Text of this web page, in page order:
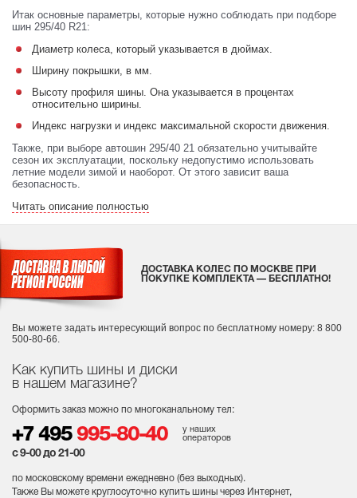
Итак основные параметры, которые нужно соблюдать при подборе
шин 295/40 R21:
Диаметр колеса, который указывается в дюймах.
Ширину покрышки, в мм.
Высоту профиля шины. Она указывается в процентах
относительно ширины.
Индекс нагрузки и индекс максимальной скорости движения.
Также, при выборе автошин 295/40 21 обязательно учитывайте
сезон их эксплуатации, поскольку недопустимо использовать
летние модели зимой и наоборот. От этого зависит ваша
безопасность.
Читать описание полностью
Как купить шины и диски
в нашем магазине?
Оформить заказ можно по многоканальному тел:
+7 495 995-80-40
у наших
операторов
с 9-00 до 21-00
по московскому времени ежедневно (без выходных).
Также Вы можете круглосуточно купить шины через Интернет,
ДОСТАВКА КОЛЕС ПО МОСКВЕ ПРИ
ПОКУПКЕ КОМПЛЕКТА — БЕСПЛАТНО!
Вы можете задать интересующий вопрос по бесплатному номеру: 8 800
500-80-66.